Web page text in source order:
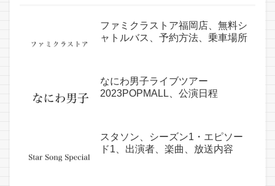
ファミクラストア福岡店、無料シ
ャトルバス、予約方法、乗車場所
なにわ男子ライブツアー
2023POPMALL、公演日程
スタソン、シーズン1・エピソー
ド1、出演者、楽曲、放送内容